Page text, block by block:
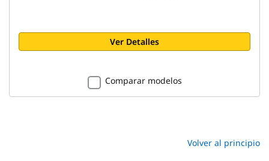
Ver Detalles
Comparar modelos
Volver al principio